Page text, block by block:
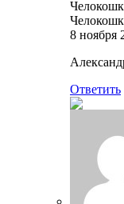
8 ноября
Ответить